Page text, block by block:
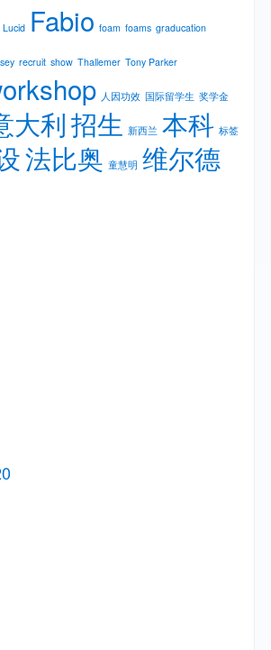
Lucid Fabio foam foams graducation
recruit show Thallemer Tony Parker
人因功效 国际留学生 奖学金
大利招生 新⻄兰 本科 标签
法比奥 童慧明 维尔德